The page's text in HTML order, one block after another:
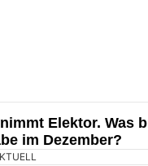
Elektor. Was
im Dezember?